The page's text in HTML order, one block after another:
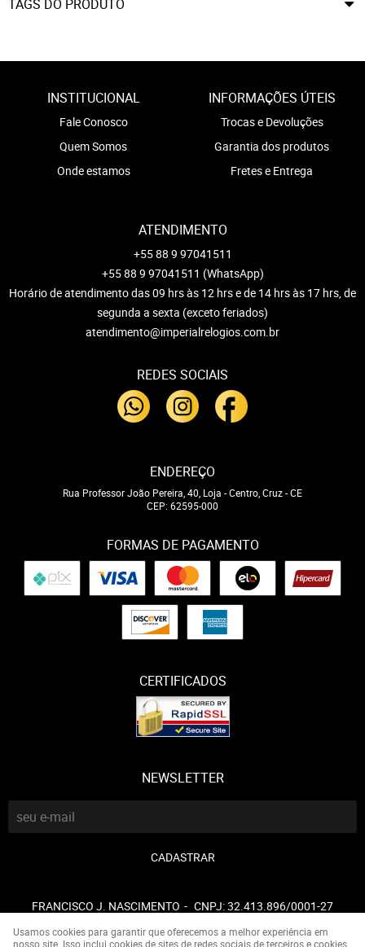
TAGS DO PRODUTO
INSTITUCIONAL
Fale Conosco
Quem Somos
Onde estamos
INFORMAÇÕES ÚTEIS
Trocas e Devoluções
Garantia dos produtos
Fretes e Entrega
ATENDIMENTO
+55 88 9 97041511
+55 88 9 97041511 (WhatsApp)
Horário de atendimento das 09 hrs às 12 hrs e de 14 hrs às 17 hrs, de
segunda a sexta (exceto feriados)
atendimento@imperialrelogios.com.br
REDES SOCIAIS
ENDEREÇO
Rua Professor João Pereira, 40, Loja -Centro, Cruz-CE
CEP: 62595-000
FORMAS DE PAGAMENTO
CERTIFICADOS
NEWSLETTER
CADASTRAR
FRANCISCO J. NASCIMENTO CNPJ: 32.413.896/0001-27
Usamos cookies para garantir que oferecemos a melhor experiência em
nosso site. Isso inclui cookies de sites de redes sociais de terceiros e cookies